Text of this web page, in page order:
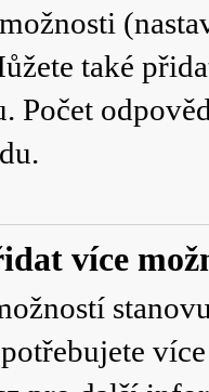
také
Počet
více